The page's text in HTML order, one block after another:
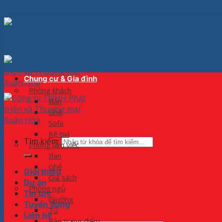
Tìm kiếm:
Giới thiệu
Dự án
Tin tức
Tuyển dụng
Liên hệ
Chung cư & Gia đình
Phòng khách
Bàn
Ghế
Sofa
Kệ tivi
Phòng làm việc
Bàn
Ghế
Giá sách
Phòng ngủ
Giường
Tủ